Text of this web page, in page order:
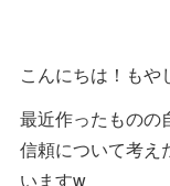
こんにちは！もや
最近作ったものの
信頼について考え
いますw